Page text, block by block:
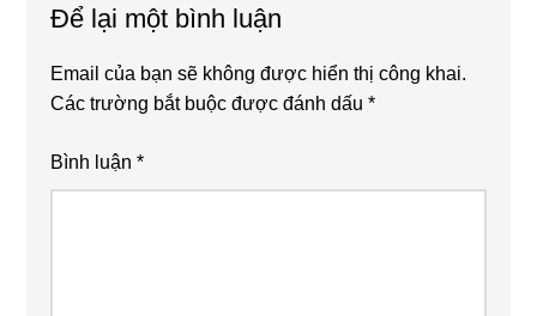
Interactions
Để lại một bình luận
Email của bạn sẽ không được hiển thị công khai.
Các trường bắt buộc được đánh dấu*
Bình luận*